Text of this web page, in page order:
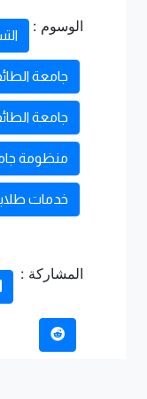
الوسوم :
جامعة
جامعة
منظومة
خدمات
المشاركة :